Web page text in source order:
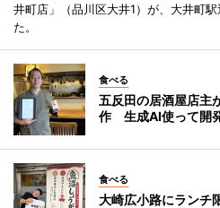
井町店」（品川区大井1）が、大井町
た。
食べる
五反田の居酒屋店主
作 生成AI使って開
食べる
大崎広小路にランチ